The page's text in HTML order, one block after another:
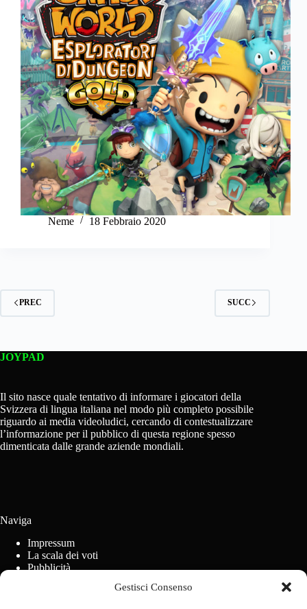
Gestisci Consenso
Neme 18 Febbraio 2020
PREC SUCC
JOYPAD
Il sito nasce quale tentativo di informare i giocatori della
Svizzera di lingua italiana nel modo più completo possibile
riguardo ai media videoludici, cercando di contestualizzare
l’informazione per il pubblico di questa regione spesso
dimenticata dalle grande aziende mondiali.
Naviga
Impressum
La scala dei voti
Pubblicità